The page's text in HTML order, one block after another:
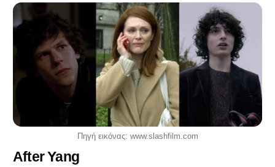
Πηγή εικόνας: www.slashfilm.com
After Yang